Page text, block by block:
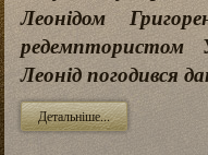
Леонідом
редемптористом
Леонід погодився
Детальніше...